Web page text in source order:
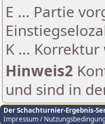
E ... Partie
K ...
Hinweis2
und sind in
Der Schachturnier-Ergebnis-
Impressum /